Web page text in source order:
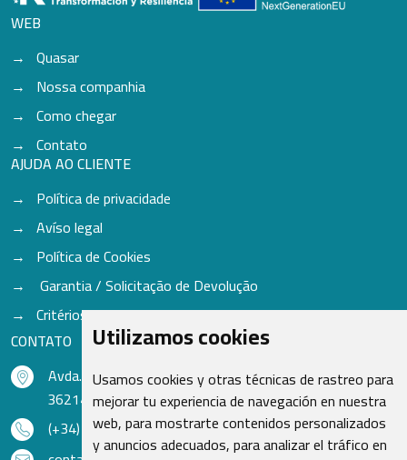
Utilizamos cookies
Usamos cookies y otras técnicas de rastreo para
mejorar tu experiencia de navegación en nuestra
web, para mostrarte contenidos personalizados
y anuncios adecuados, para analizar el tráfico en
WEB
Quasar
Nossa companhia
Como chegar
Contato
AJUDA AO CLIENTE
Política de privacidade
Avíso legal
Política de Cookies
Garantia / Solicitação de Devolução
Critérios para aceitação de Cores
CONTATO
Avda. do Freixo - Sardoma, 13
36214 Vigo - Pontevedra - Espanha
(+34) 986 48 16 33